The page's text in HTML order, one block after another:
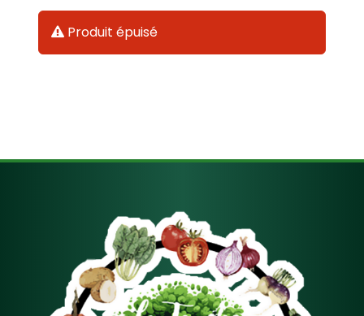
Produit épuisé